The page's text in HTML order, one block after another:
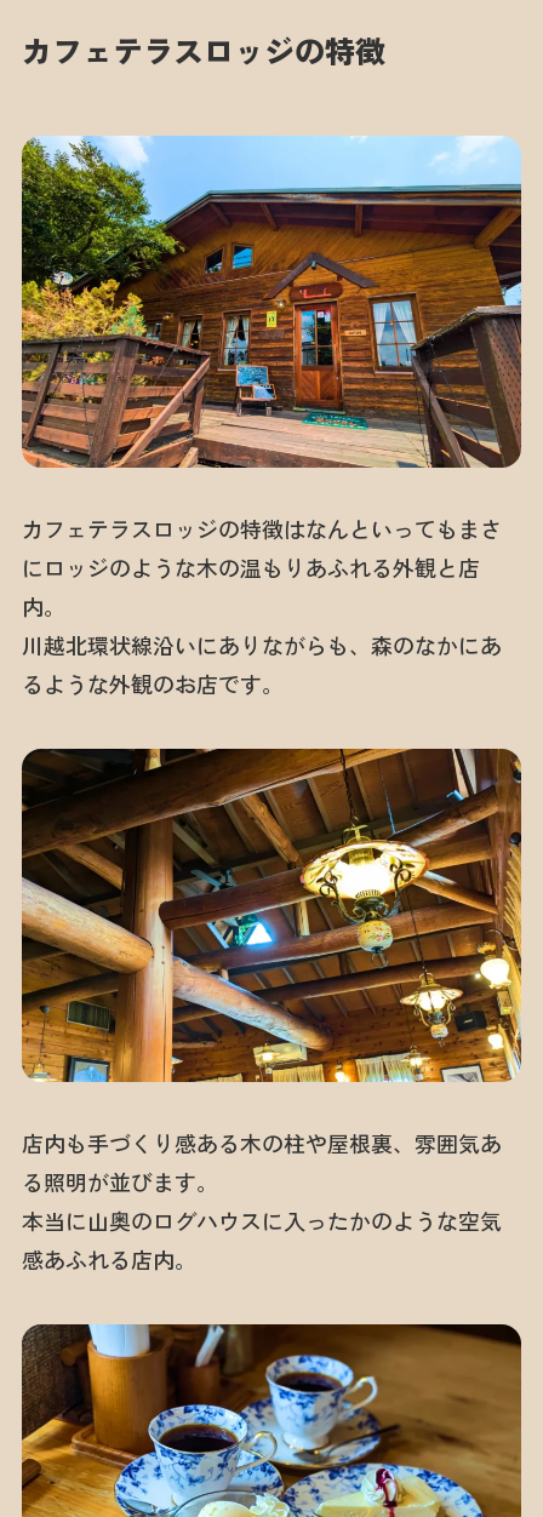
カフェテラスロッジの特徴
カフェテラスロッジの特徴はなんといってもまさ
にロッジのような木の温もりあふれる外観と店
内。
川越北環状線沿いにありながらも、森のなかにあ
るような外観のお店です。
店内も手づくり感ある木の柱や屋根裏、雰囲気あ
る照明が並びます。
本当に山奥のログハウスに入ったかのような空気
感あふれる店内。